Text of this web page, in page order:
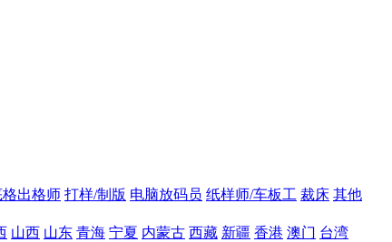
出格师 打样/制版 电脑放码员 纸样师/车板工 裁床 其他
山西 山东 青海 宁夏 内蒙古 西藏 新疆 香港 澳门 台湾